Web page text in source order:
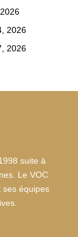
2026
2026
suite à
Le VOC
ses équipes